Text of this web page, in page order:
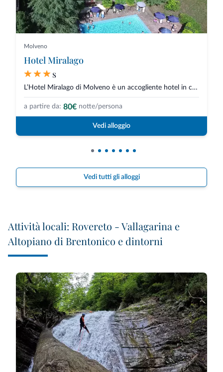
Molveno
Hotel Miralago
s
L’Hotel Miralago di Molveno è un accogliente hotel in centro paese e a...
a partire da: 80€ notte/persona
Vedi alloggio
Vedi tutti gli alloggi
Attività locali: Rovereto - Vallagarina e
Altopiano di Brentonico e dintorni